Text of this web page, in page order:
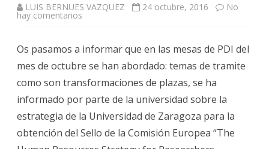
LUIS BERNUES VAZQUEZ 24 octubre, 2016 No
hay comentarios
2016
Os pasamos a informar que en las mesas de PDI del
mes de octubre se han abordado: temas de tramite
como son transformaciones de plazas, se ha
informado por parte de la universidad sobre la
estrategia de la Universidad de Zaragoza para la
obtención del Sello de la Comisión Europea “The